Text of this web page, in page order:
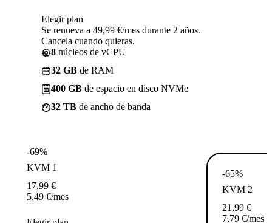
Elegir plan
Se renueva a 49,99 €/mes durante 2 años.
Cancela cuando quieras.
8 núcleos de vCPU
32 GB de RAM
400 GB de espacio en disco NVMe
32 TB de ancho de banda
-69%
KVM 1
17,99 €
5,49 €/mes
-65%
KVM 2
21,99 €
7,79 €/mes